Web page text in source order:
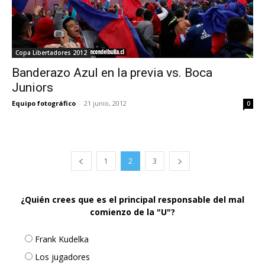
Copa Libertadores 2012
Banderazo Azul en la previa vs. Boca
Juniors
Equipo fotográfico - 21 junio, 2012 0
1 2 3
¿Quién crees que es el principal responsable del mal
comienzo de la "U"?
Frank Kudelka
Los jugadores